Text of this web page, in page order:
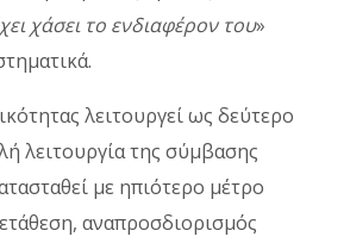
χάσει το ενδιαφέρον του»
λειτουργεί ως δεύτερο
λειτουργία της σύμβασης
με ηπιότερο μέτρο
αναπροσδιορισμός